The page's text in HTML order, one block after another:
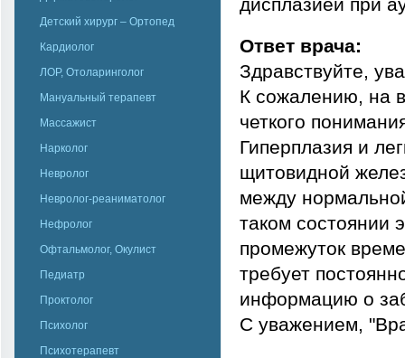
Детский хирург – Ортопед
Кардиолог
ЛОР, Отоларинголог
Мануальный терапевт
Массажист
Нарколог
Невролог
Невролог-реаниматолог
Нефролог
Офтальмолог, Окулист
Педиатр
Проктолог
Психолог
Психотерапевт
Ответ врача:
Здравствуйте,
К сожалению, на
четкого
Гиперплазия и
щитовидной
между
таком состоянии
промежуток
требует
информацию о
С уважением,